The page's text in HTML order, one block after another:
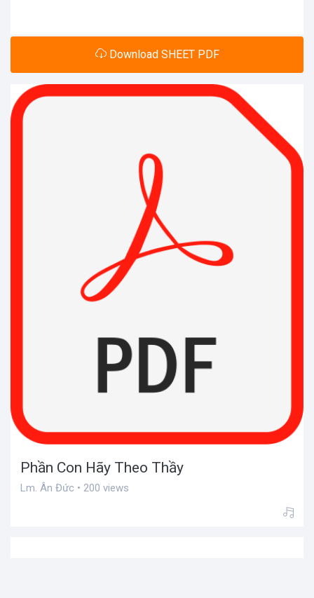
Download SHEET PDF
Phần Con Hãy Theo Thầy
Lm. Ân Đức • 200 views